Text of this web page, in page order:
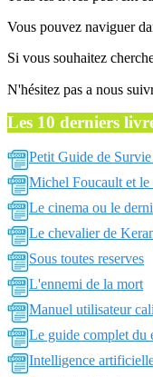
Vous pouvez naviguer
Si vous souhaitez
N'hésitez pas a nous
Les 10 derniers
Petit Guide de
Michel Foucault et le
Le cinema ou le
Le chevalier de
Sous toutes reserves
L'ennemi de la mort
Manuel utilisateur
Le guide complet du
Intelligence